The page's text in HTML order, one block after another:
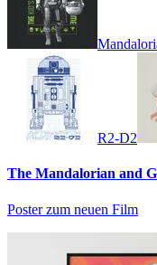
R2-D2
The Mandalorian and
Poster zum neuen Film